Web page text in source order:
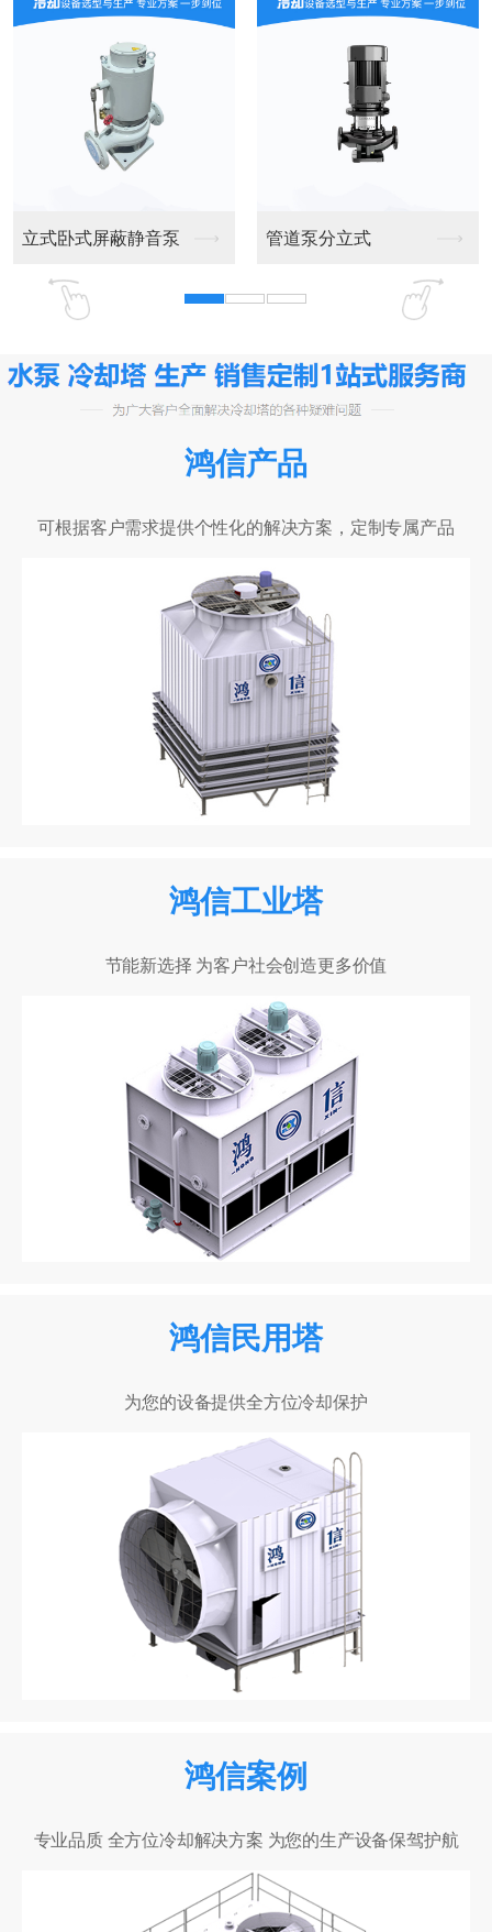
立式卧式屏蔽静音泵 管道泵分立式
鸿信产品
可根据客户需求提供个性化的解决方案，定制专属产品
鸿信工业塔
节能新选择 为客户社会创造更多价值
鸿信民用塔
为您的设备提供全方位冷却保护
鸿信案例
专业品质 全方位冷却解决方案 为您的生产设备保驾护航